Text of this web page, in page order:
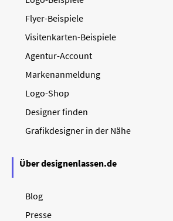
Flyer-Beispiele
Visitenkarten-Beispiele
Agentur-Account
Markenanmeldung
Logo-Shop
Designer finden
Grafikdesigner in der Nähe
Über designenlassen.de
Blog
Presse